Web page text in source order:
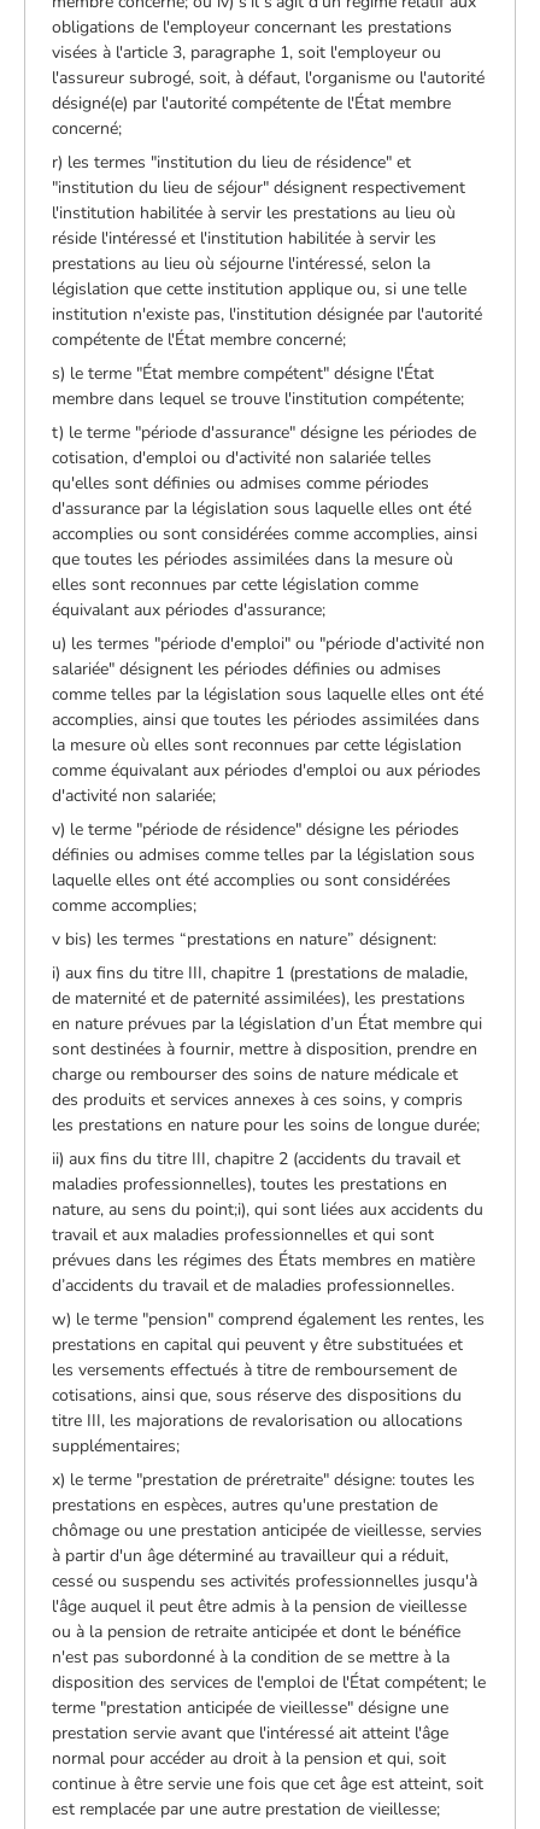
obligations de l'employeur concernant les prestations
visées à l'article 3, paragraphe 1, soit l'employeur ou
l'assureur subrogé, soit, à défaut, l'organisme ou l'autorité
désigné(e) par l'autorité compétente de l'État membre
concerné;
r) les termes "institution du lieu de résidence" et
"institution du lieu de séjour" désignent respectivement
l'institution habilitée à servir les prestations au lieu où
réside l'intéressé et l'institution habilitée à servir les
prestations au lieu où séjourne l'intéressé, selon la
législation que cette institution applique ou, si une telle
institution n'existe pas, l'institution désignée par l'autorité
compétente de l'État membre concerné;
s) le terme "État membre compétent" désigne l'État
membre dans lequel se trouve l'institution compétente;
t) le terme "période d'assurance" désigne les périodes de
cotisation, d'emploi ou d'activité non salariée telles
qu'elles sont définies ou admises comme périodes
d'assurance par la législation sous laquelle elles ont été
accomplies ou sont considérées comme accomplies, ainsi
que toutes les périodes assimilées dans la mesure où
elles sont reconnues par cette législation comme
équivalant aux périodes d'assurance;
u) les termes "période d'emploi" ou "période d'activité non
salariée" désignent les périodes définies ou admises
comme telles par la législation sous laquelle elles ont été
accomplies, ainsi que toutes les périodes assimilées dans
la mesure où elles sont reconnues par cette législation
comme équivalant aux périodes d'emploi ou aux périodes
d'activité non salariée;
v) le terme "période de résidence" désigne les périodes
définies ou admises comme telles par la législation sous
laquelle elles ont été accomplies ou sont considérées
comme accomplies;
v bis) les termes “prestations en nature” désignent:
i) aux fins du titre III, chapitre 1 (prestations de maladie,
de maternité et de paternité assimilées), les prestations
en nature prévues par la législation d’un État membre qui
sont destinées à fournir, mettre à disposition, prendre en
charge ou rembourser des soins de nature médicale et
des produits et services annexes à ces soins, y compris
les prestations en nature pour les soins de longue durée;
ii) aux fins du titre III, chapitre 2 (accidents du travail et
maladies professionnelles), toutes les prestations en
nature, au sens du point;i), qui sont liées aux accidents du
travail et aux maladies professionnelles et qui sont
prévues dans les régimes des États membres en matière
d’accidents du travail et de maladies professionnelles.
w) le terme "pension" comprend également les rentes, les
prestations en capital qui peuvent y être substituées et
les versements effectués à titre de remboursement de
cotisations, ainsi que, sous réserve des dispositions du
titre III, les majorations de revalorisation ou allocations
supplémentaires;
x) le terme "prestation de préretraite" désigne: toutes les
prestations en espèces, autres qu'une prestation de
chômage ou une prestation anticipée de vieillesse, servies
à partir d'un âge déterminé au travailleur qui a réduit,
cessé ou suspendu ses activités professionnelles jusqu'à
l'âge auquel il peut être admis à la pension de vieillesse
ou à la pension de retraite anticipée et dont le bénéfice
n'est pas subordonné à la condition de se mettre à la
disposition des services de l'emploi de l'État compétent; le
terme "prestation anticipée de vieillesse" désigne une
prestation servie avant que l'intéressé ait atteint l'âge
normal pour accéder au droit à la pension et qui, soit
continue à être servie une fois que cet âge est atteint, soit
est remplacée par une autre prestation de vieillesse;